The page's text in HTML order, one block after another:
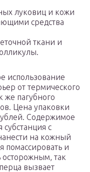
луковиц и кожи
средства
ткани и
использование
от термического
же пагубного
Цена упаковки
Содержимое
субстанция с
на кожный
помассировать и
осторожным, так
вызвает